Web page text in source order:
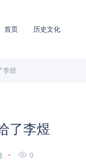
首页 历史文化
李煜
了李煜
0